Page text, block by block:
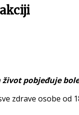
pobjeđuje
zdrave osobe od